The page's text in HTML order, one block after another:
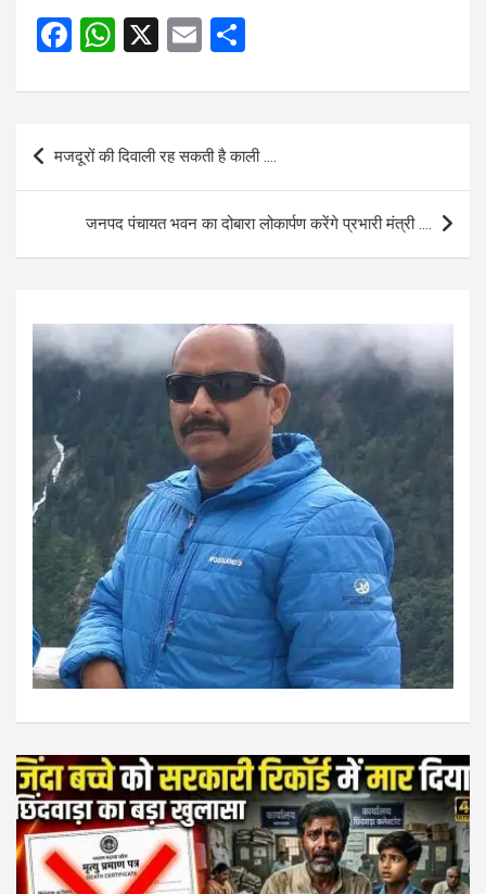
F
ce
b
o
o
W
at
s
A
p
p
X
E
ail ar
e
Post
navigation
मजदूरों की दिवाली रह सकती है काली ….
जनपद पंचायत भवन का दोबारा लोकार्पण करेंगे प्रभारी मंत्री ….